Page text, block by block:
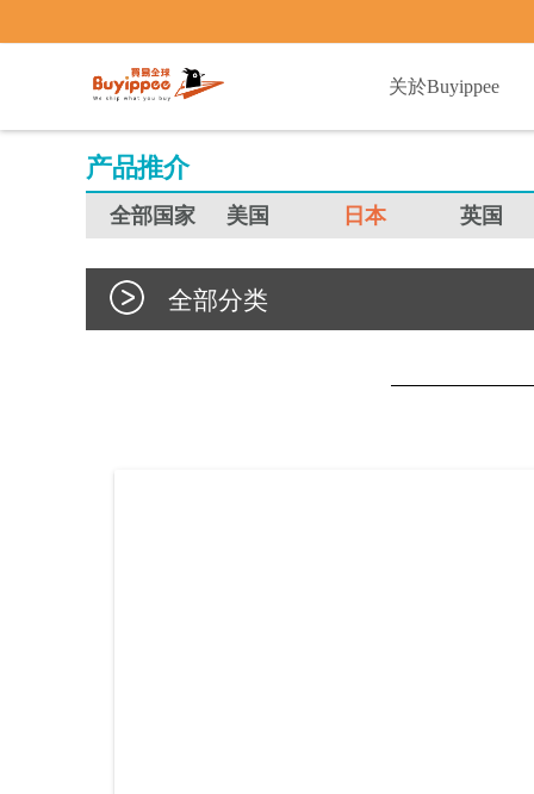
关於Buyippee
产品推介
全部国家 美国 日本 英国
全部分类